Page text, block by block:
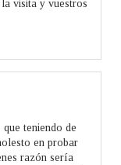
visita y vuestros
teniendo de
en probar
razón sería